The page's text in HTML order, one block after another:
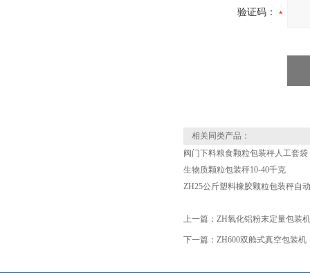
验证码：
相关同类产品：
阀门下料粮食颗粒包装秤人工套袋
生物质颗粒包装秤10-40千克
ZH25公斤塑料橡胶颗粒包装秤自
上一篇： ZH氧化铝粉末定量包装机
下一篇： ZH600双舱式真空包装机